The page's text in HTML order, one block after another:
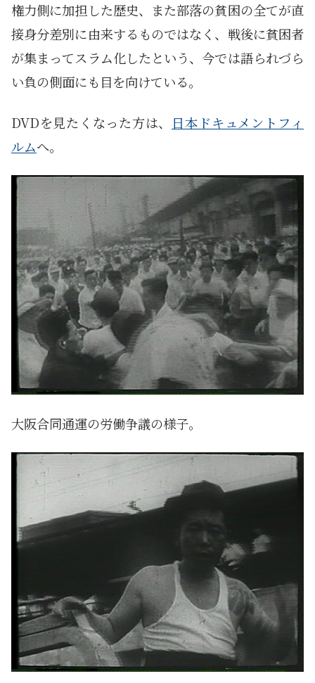
権力側に加担した歴史、また部落の貧困の全てが直
接身分差別に由来するものではなく、戦後に貧困者
が集まってスラム化したという、今では語られづら
い負の側面にも目を向けている。
DVDを見たくなった方は、
日本ドキュメントフィ
ルムへ。
大阪合同通運の労働争議の様子。